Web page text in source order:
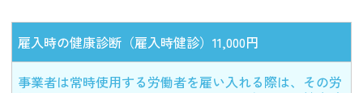
雇入時の健康診断（雇入時健診）11,000円
事業者は常時使用する労働者を雇い入れる際は、その労